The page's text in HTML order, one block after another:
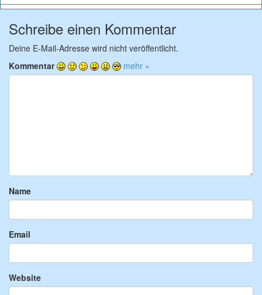
Schreibe einen Kommentar
Deine E-Mail-Adresse wird nicht veröffentlicht.
Kommentar
mehr »
Name
Email
Website